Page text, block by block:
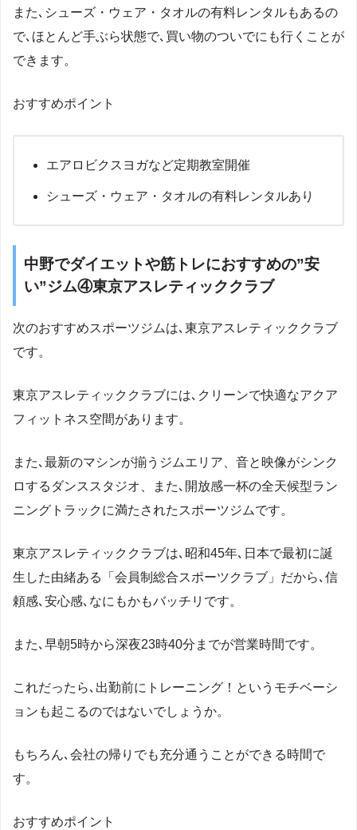
また､シューズ・ウェア・タオルの有料レンタルもあるの
で､ほとんど手ぶら状態で､買い物のついでにも行くことが
できます。
おすすめポイント
エアロビクスヨガなど定期教室開催
シューズ・ウェア・タオルの有料レンタルあり
中野でダイエットや筋トレにおすすめの”安
い”ジム④東京アスレティッククラブ
次のおすすめスポーツジムは､東京アスレティッククラブ
です。
東京アスレティッククラブには､クリーンで快適なアクア
フィットネス空間があります。
また､最新のマシンが揃うジムエリア、音と映像がシンク
ロするダンススタジオ、また､開放感一杯の全天候型ラン
ニングトラックに満たされたスポーツジムです。
東京アスレティッククラブは､昭和45年､日本で最初に誕
生した由緒ある「会員制総合スポーツクラブ」だから､信
頼感､安心感､なにもかもバッチリです。
また､早朝5時から深夜23時40分までが営業時間です。
これだったら､出勤前にトレーニング！というモチベーシ
ョンも起こるのではないでしょうか。
もちろん､会社の帰りでも充分通うことができる時間で
す。
おすすめポイント